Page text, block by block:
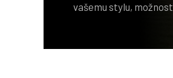
vašemu stylu,